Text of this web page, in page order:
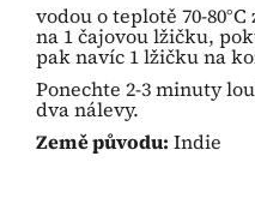
vodou o teplotě 70-
na 1 čajovou lžičku,
pak navíc 1 lžičku na
Ponechte 2-3 minuty
dva nálevy.
Země původu: Indie